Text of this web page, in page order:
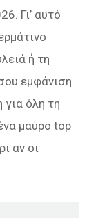
Γι’ αυτό
ή τη
εμφάνιση
όλη τη
μαύρο top
αν οι